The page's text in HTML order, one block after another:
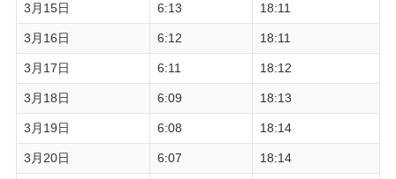
3月15日 6:13 18:11
3月16日 6:12 18:11
3月17日 6:11 18:12
3月18日 6:09 18:13
3月19日 6:08 18:14
3月20日 6:07 18:14